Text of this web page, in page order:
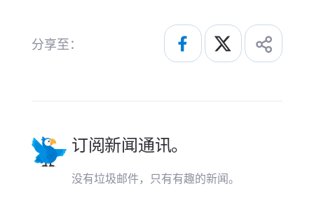
分享至：
订阅新闻通讯。
没有垃圾邮件，只有有趣的新闻。